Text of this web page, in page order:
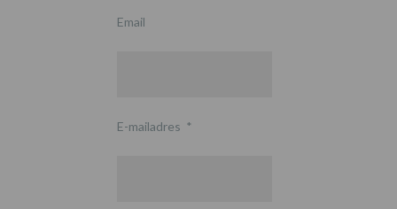
Email
E-mailadres *